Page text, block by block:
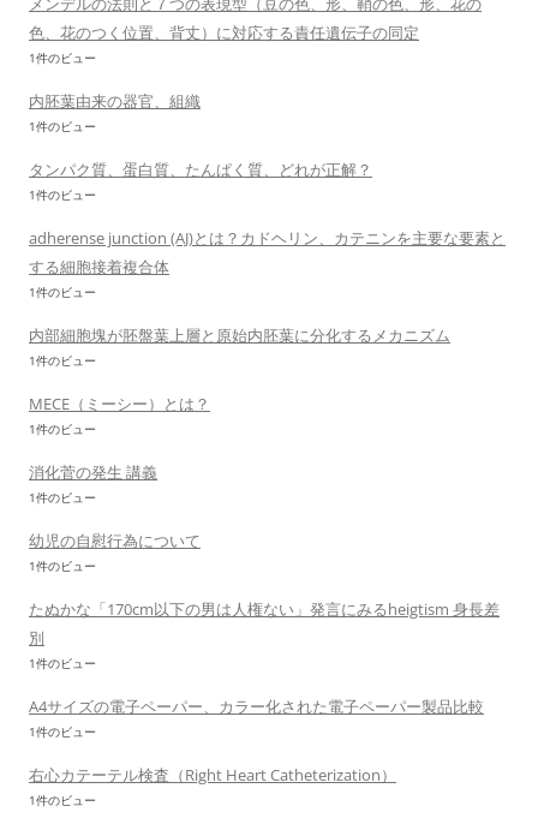
色、花のつく位置、背丈）に対応する責任遺伝子の同定
1件のビュー
内胚葉由来の器官、組織
1件のビュー
タンパク質、蛋白質、たんぱく質、どれが正解？
1件のビュー
adherense junction (AJ)とは？カドヘリン、カテニンを主要な要素と
する細胞接着複合体
1件のビュー
内部細胞塊が胚盤葉上層と原始内胚葉に分化するメカニズム
1件のビュー
MECE（ミーシー）とは？
1件のビュー
消化菅の発生 講義
1件のビュー
幼児の自慰行為について
1件のビュー
たぬかな「170cm以下の男は人権ない」発言にみるheigtism 身長差
別
1件のビュー
A4サイズの電子ペーパー、カラー化された電子ペーパー製品比較
1件のビュー
右心カテーテル検査（Right Heart Catheterization）
1件のビュー